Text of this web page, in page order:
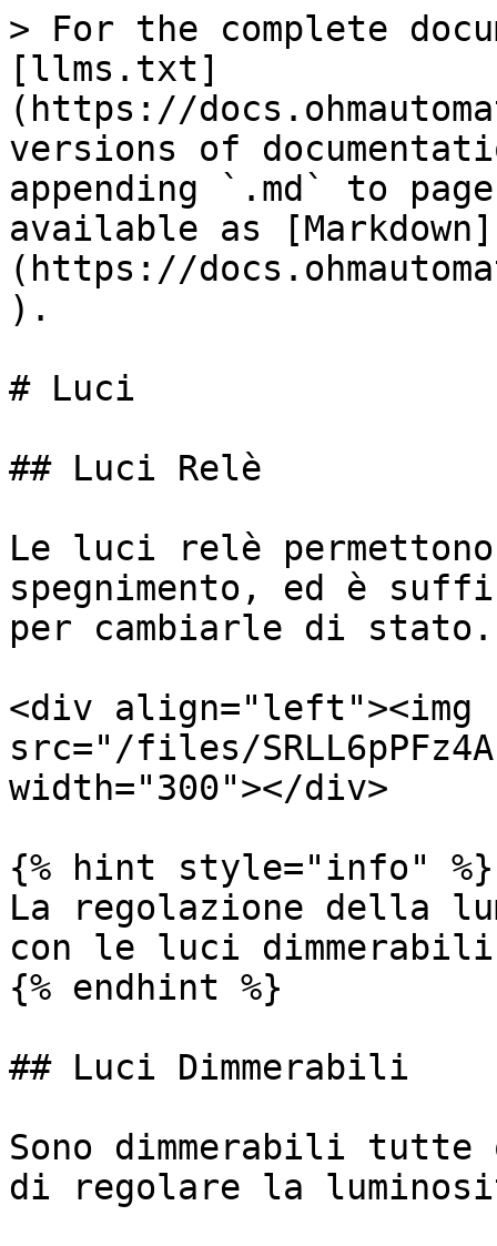
> For the complete
[llms.txt]
(https://
versions of
appending `.md` to
available as [Markdown]
(https://
).
# Luci
## Luci Relè
Le luci relè
spegnimento, ed è
per cambiarle di stato.
<div align="left"><img
src="/files/
width="300"></div>
{% hint style="info" %}
La regolazione della
con le luci dimmerabili
{% endhint %}
## Luci Dimmerabili
Sono dimmerabili
di regolare la